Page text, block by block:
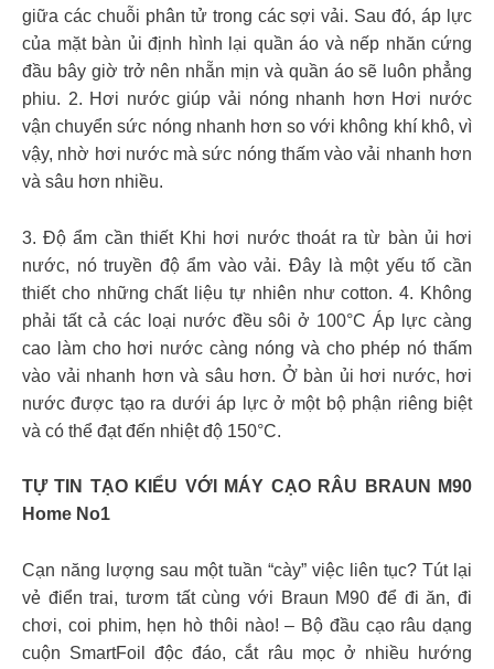
giữa các chuỗi phân tử trong các sợi vải. Sau đó, áp lực
của mặt bàn ủi định hình lại quần áo và nếp nhăn cứng
đầu bây giờ trở nên nhẵn mịn và quần áo sẽ luôn phẳng
phiu. 2. Hơi nước giúp vải nóng nhanh hơn Hơi nước
vận chuyển sức nóng nhanh hơn so với không khí khô, vì
vậy, nhờ hơi nước mà sức nóng thấm vào vải nhanh hơn
và sâu hơn nhiều.
3. Độ ẩm cần thiết Khi hơi nước thoát ra từ bàn ủi hơi
nước, nó truyền độ ẩm vào vải. Đây là một yếu tố cần
thiết cho những chất liệu tự nhiên như cotton. 4. Không
phải tất cả các loại nước đều sôi ở 100°C Áp lực càng
cao làm cho hơi nước càng nóng và cho phép nó thấm
vào vải nhanh hơn và sâu hơn. Ở bàn ủi hơi nước, hơi
nước được tạo ra dưới áp lực ở một bộ phận riêng biệt
và có thể đạt đến nhiệt độ 150°C.
TỰ TIN TẠO KIỂU VỚI MÁY CẠO RÂU BRAUN M90
Home No1
Cạn năng lượng sau một tuần “cày” việc liên tục? Tút lại
vẻ điển trai, tươm tất cùng với Braun M90 để đi ăn, đi
chơi, coi phim, hẹn hò thôi nào! – Bộ đầu cạo râu dạng
cuộn SmartFoil độc đáo, cắt râu mọc ở nhiều hướng